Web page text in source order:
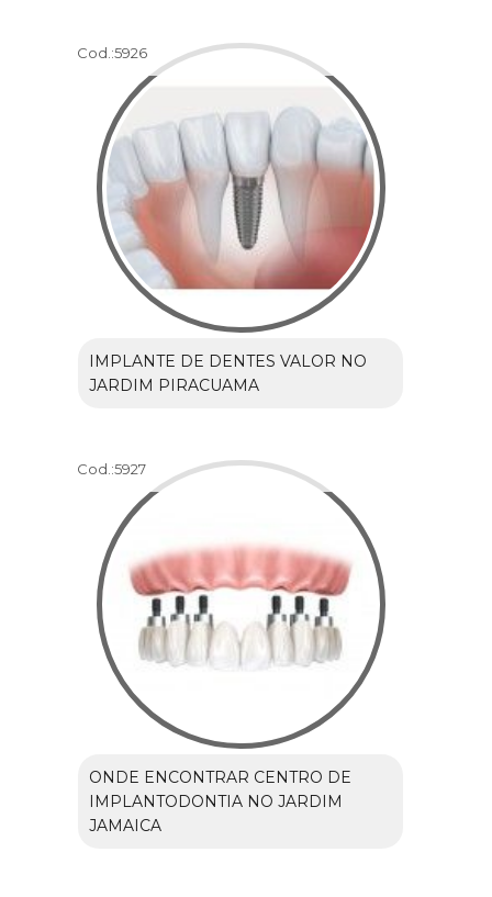
Cod.:5926
IMPLANTE DE DENTES VALOR NO
JARDIM PIRACUAMA
Cod.:5927
ONDE ENCONTRAR CENTRO DE
IMPLANTODONTIA NO JARDIM
JAMAICA